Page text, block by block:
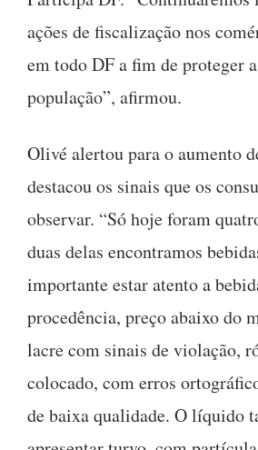
ações de fiscalização nos
em todo DF a fim de proteger
população”, afirmou.
Olivé alertou para o aumento
destacou os sinais que os
observar. “Só hoje foram
duas delas encontramos
importante estar atento a
procedência, preço abaixo do
lacre com sinais de violação,
colocado, com erros
de baixa qualidade. O líquido